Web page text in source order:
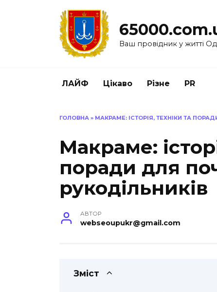
Ваш провідник у житті
ЛАЙФ Цікаво Різне PR
ГОЛОВНА » МАКРАМЕ: ІСТОРІЯ, ТЕХНІКИ ТА
Макраме:
поради для
рукодільників
АВТОР
webseoupukr@gmail.com
Зміст